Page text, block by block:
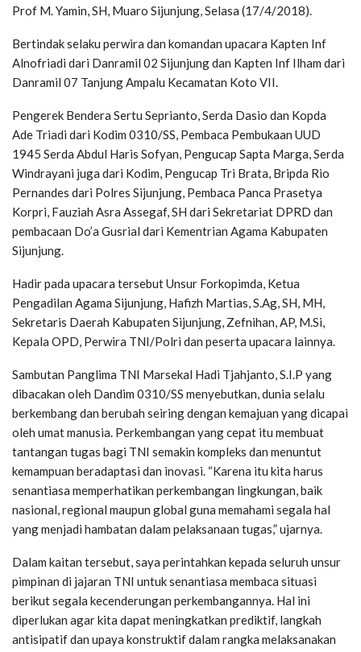
Prof M. Yamin, SH, Muaro Sijunjung, Selasa (17/4/2018).
Bertindak selaku perwira dan komandan upacara Kapten Inf
Alnofriadi dari Danramil 02 Sijunjung dan Kapten Inf Ilham dari
Danramil 07 Tanjung Ampalu Kecamatan Koto VII.
Pengerek Bendera Sertu Seprianto, Serda Dasio dan Kopda
Ade Triadi dari Kodim 0310/SS, Pembaca Pembukaan UUD
1945 Serda Abdul Haris Sofyan, Pengucap Sapta Marga, Serda
Windrayani juga dari Kodim, Pengucap Tri Brata, Bripda Rio
Pernandes dari Polres Sijunjung, Pembaca Panca Prasetya
Korpri, Fauziah Asra Assegaf, SH dari Sekretariat DPRD dan
pembacaan Do’a Gusrial dari Kementrian Agama Kabupaten
Sijunjung.
Hadir pada upacara tersebut Unsur Forkopimda, Ketua
Pengadilan Agama Sijunjung, Hafizh Martias, S.Ag, SH, MH,
Sekretaris Daerah Kabupaten Sijunjung, Zefnihan, AP, M.Si,
Kepala OPD, Perwira TNI/Polri dan peserta upacara lainnya.
Sambutan Panglima TNI Marsekal Hadi Tjahjanto, S.I.P yang
dibacakan oleh Dandim 0310/SS menyebutkan, dunia selalu
berkembang dan berubah seiring dengan kemajuan yang dicapai
oleh umat manusia. Perkembangan yang cepat itu membuat
tantangan tugas bagi TNI semakin kompleks dan menuntut
kemampuan beradaptasi dan inovasi. “Karena itu kita harus
senantiasa memperhatikan perkembangan lingkungan, baik
nasional, regional maupun global guna memahami segala hal
yang menjadi hambatan dalam pelaksanaan tugas,” ujarnya.
Dalam kaitan tersebut, saya perintahkan kepada seluruh unsur
pimpinan di jajaran TNI untuk senantiasa membaca situasi
berikut segala kecenderungan perkembangannya. Hal ini
diperlukan agar kita dapat meningkatkan prediktif, langkah
antisipatif dan upaya konstruktif dalam rangka melaksanakan